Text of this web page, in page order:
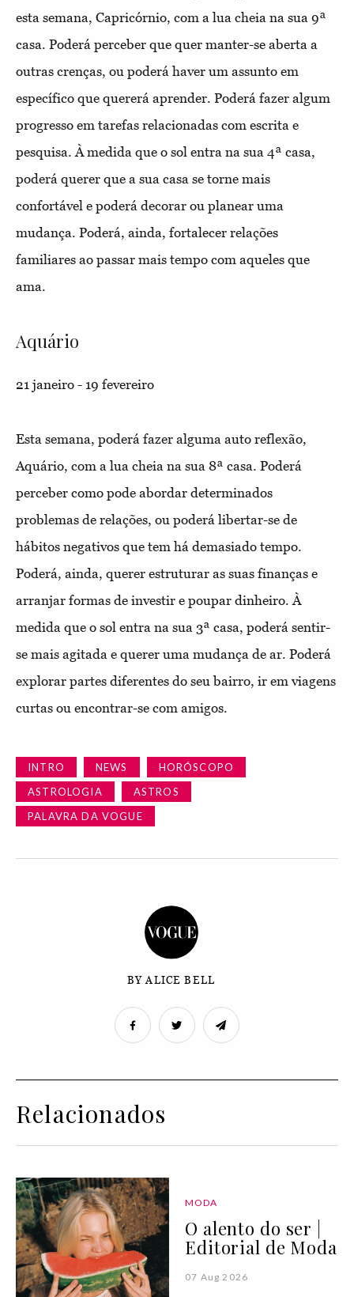
esta semana, Capricórnio, com a lua cheia na sua 9ª
casa. Poderá perceber que quer manter-se aberta a
outras crenças, ou poderá haver um assunto em
específico que quererá aprender. Poderá fazer algum
progresso em tarefas relacionadas com escrita e
pesquisa. À medida que o sol entra na sua 4ª casa,
poderá querer que a sua casa se torne mais
confortável e poderá decorar ou planear uma
mudança. Poderá, ainda, fortalecer relações
familiares ao passar mais tempo com aqueles que
ama.
Aquário
21 janeiro - 19 fevereiro
Esta semana, poderá fazer alguma auto reflexão,
Aquário, com a lua cheia na sua 8ª casa. Poderá
perceber como pode abordar determinados
problemas de relações, ou poderá libertar-se de
hábitos negativos que tem há demasiado tempo.
Poderá, ainda, querer estruturar as suas finanças e
arranjar formas de investir e poupar dinheiro. À
medida que o sol entra na sua 3ª casa, poderá sentir-
se mais agitada e querer uma mudança de ar. Poderá
explorar partes diferentes do seu bairro, ir em viagens
curtas ou encontrar-se com amigos.
INTRO NEWS
HORÓSCOPO
ASTROLOGIA
ASTROS
PALAVRA DA VOGUE
BY ALICE BELL
Relacionados
MODA
O alento do ser |
Editorial de Moda
07 Aug 2026